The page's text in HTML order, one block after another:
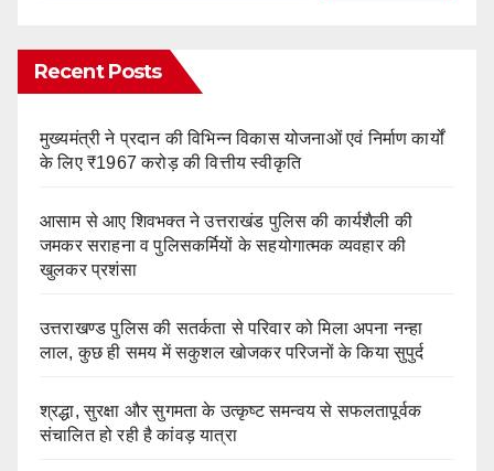
Recent Posts
मुख्यमंत्री ने प्रदान की विभिन्न विकास योजनाओं एवं निर्माण कार्यों
के लिए ₹1967 करोड़ की वित्तीय स्वीकृति
आसाम से आए शिवभक्त ने उत्तराखंड पुलिस की कार्यशैली की
जमकर सराहना व पुलिसकर्मियों के सहयोगात्मक व्यवहार की
खुलकर प्रशंसा
उत्तराखण्ड पुलिस की सतर्कता से परिवार को मिला अपना नन्हा
लाल, कुछ ही समय में सकुशल खोजकर परिजनों के किया सुपुर्द
श्रद्धा, सुरक्षा और सुगमता के उत्कृष्ट समन्वय से सफलतापूर्वक
संचालित हो रही है कांवड़ यात्रा